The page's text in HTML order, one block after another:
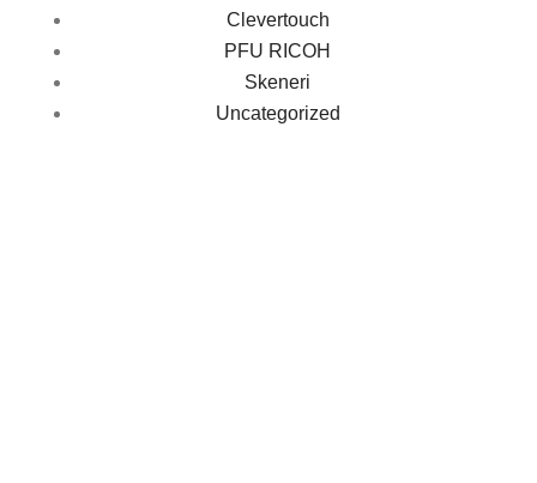
Clevertouch
PFU RICOH
Skeneri
Uncategorized